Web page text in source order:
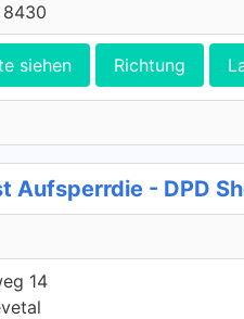
siehen Richtung
Aufsperrdie - DPD
14